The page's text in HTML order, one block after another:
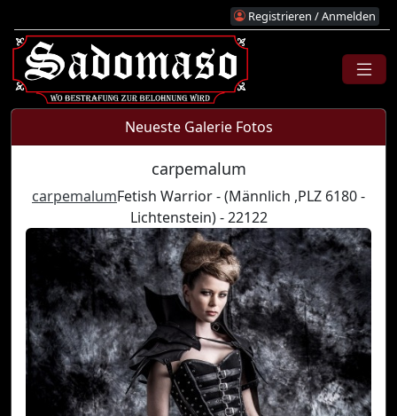
Registrieren / Anmelden
Neueste Galerie Fotos
carpemalum
carpemalumFetish Warrior - (Männlich ,PLZ 6180 -
Lichtenstein) - 22122